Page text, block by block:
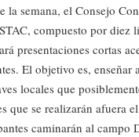
la semana, el Consejo
compuesto por diez
presentaciones cortas
El objetivo es, enseñar
locales que
que se realizarán afuera
caminarán al campo